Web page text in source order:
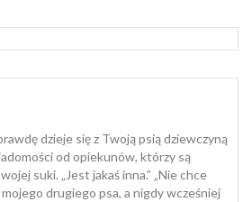
dzieje się z Twoją psią dziewczyną
od opiekunów, którzy są
suki. „Jest jakaś inna.” „Nie chce
mojego drugiego psa, a nigdy wcześniej